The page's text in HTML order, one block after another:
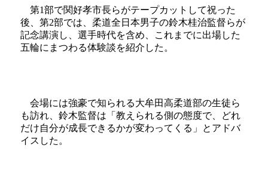
第1部で関好孝市長らがテープカットして祝った
後、第2部では、柔道全日本男子の鈴木桂治監督らが
記念講演し、選手時代を含め、これまでに出場した
五輪にまつわる体験談を紹介した。
会場には強豪で知られる大牟田高柔道部の生徒ら
も訪れ、鈴木監督は「教えられる側の態度で、どれ
だけ自分が成長できるかが変わってくる」とアドバ
イスした。